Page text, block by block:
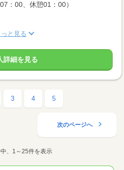
：00、休憩01：00）
っと見る
詳細を見る
3 4 5
次のページへ
、1～25件を表示